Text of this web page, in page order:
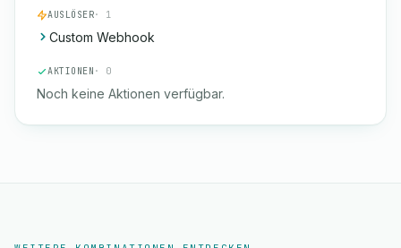
AUSLÖSER· 1
Custom Webhook
AKTIONEN · 0
Noch keine Aktionen verfügbar.